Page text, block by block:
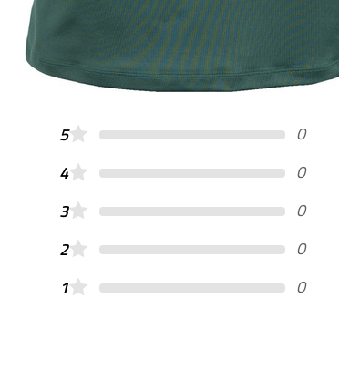
5
0
4
0
3
0
2
0
1
0